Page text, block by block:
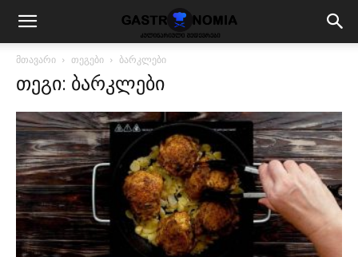
მთავარი თეგები ბარკლები
თეგი: ბარკლები